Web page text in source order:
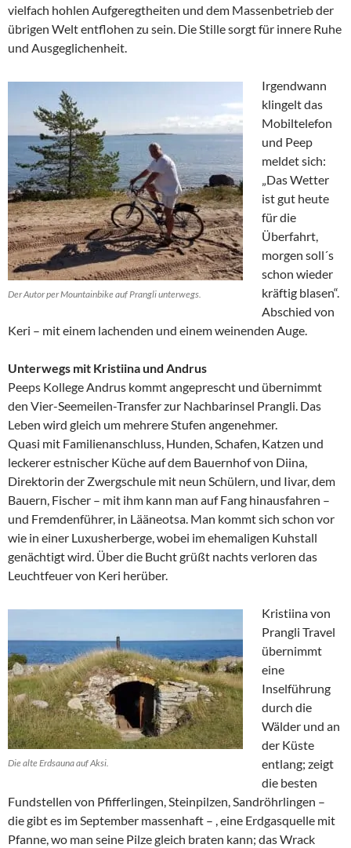
vielfach hohlen Aufgeregtheiten und dem Massenbetrieb der
übrigen Welt entflohen zu sein. Die Stille sorgt für innere Ruhe
und Ausgeglichenheit.
Der Autor per Mountainbike auf Prangli unterwegs.
Irgendwann
klingelt das
Mobiltelefon
und Peep
meldet sich:
„Das Wetter
ist gut heute
für die
Überfahrt,
morgen soll´s
schon wieder
kräftig blasen“.
Abschied von
Keri – mit einem lachenden und einem weinenden Auge.
Unterwegs mit Kristiina und Andrus
Peeps Kollege Andrus kommt angeprescht und übernimmt
den Vier-Seemeilen-Transfer zur Nachbarinsel Prangli. Das
Leben wird gleich um mehrere Stufen angenehmer.
Quasi mit Familienanschluss, Hunden, Schafen, Katzen und
leckerer estnischer Küche auf dem Bauernhof von Diina,
Direktorin der Zwergschule mit neun Schülern, und Iivar, dem
Bauern, Fischer – mit ihm kann man auf Fang hinausfahren –
und Fremdenführer, in Lääneotsa. Man kommt sich schon vor
wie in einer Luxusherberge, wobei im ehemaligen Kuhstall
genächtigt wird. Über die Bucht grüßt nachts verloren das
Leuchtfeuer von Keri herüber.
Die alte Erdsauna auf Aksi.
Kristiina von
Prangli Travel
übernimmt
eine
Inselführung
durch die
Wälder und an
der Küste
entlang; zeigt
die besten
Fundstellen von Pfifferlingen, Steinpilzen, Sandröhrlingen –
die gibt es im September massenhaft – , eine Erdgasquelle mit
Pfanne, wo man seine Pilze gleich braten kann; das Wrack